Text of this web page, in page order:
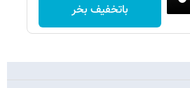
باتخفیف بخر